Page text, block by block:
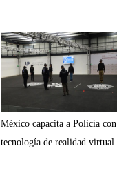
México capacita a Policía con
tecnología de realidad virtual